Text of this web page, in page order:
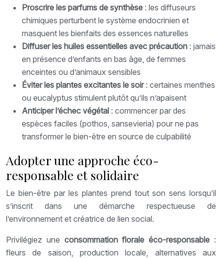
Proscrire les parfums de synthèse : les diffuseurs
chimiques perturbent le système endocrinien et
masquent les bienfaits des essences naturelles
Diffuser les huiles essentielles avec précaution : jamais
en présence d’enfants en bas âge, de femmes
enceintes ou d’animaux sensibles
Éviter les plantes excitantes le soir: certaines menthes
ou eucalyptus stimulent plutôt qu’ils n’apaisent
Anticiper l’échec végétal : commencer par des
espèces faciles (pothos, sansevieria) pour ne pas
transformer le bien-être en source de culpabilité
Adopter une approche éco-
responsable et solidaire
Le bien-être par les plantes prend tout son sens lorsqu’il
s’inscrit dans une démarche respectueuse de
l’environnement et créatrice de lien social.
Privilégiez une consommation florale éco-responsable :
fleurs de saison, production locale, alternatives aux